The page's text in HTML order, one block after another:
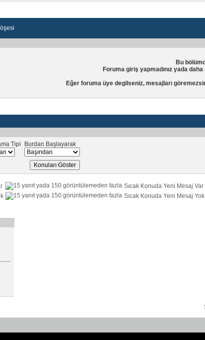
Bu
Foruma giriş yapmadınız yada
Eğer foruma üye degilseniz, mesajları
Tipi Burdan Başlayarak
Sıcak Konuda Yeni Mesaj Var
Sıcak Konuda Yeni Mesaj Yok